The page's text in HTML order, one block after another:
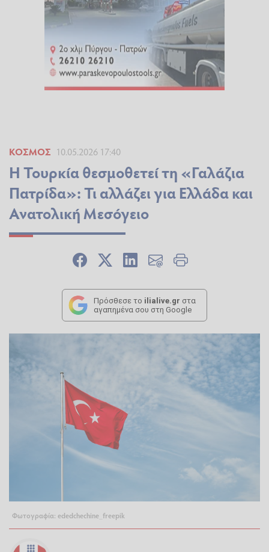
ΚΌΣΜΟΣ 10.05.2026 17:40
Η Τουρκία θεσμοθετεί τη «Γαλάζια
Πατρίδα»: Τι αλλάζει για Ελλάδα και
Ανατολική Μεσόγειο
Πρόσθεσε το ilialive.gr στα
αγαπημένα σου στη Google
Φωτογραφία: ededchechine_freepik